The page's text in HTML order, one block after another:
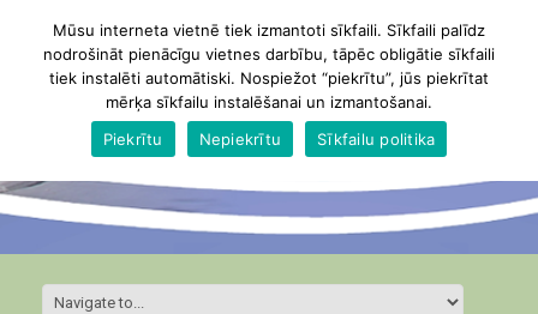
Mūsu interneta vietnē tiek izmantoti sīkfaili. Sīkfaili palīdz
nodrošināt pienācīgu vietnes darbību, tāpēc obligātie sīkfaili
tiek instalēti automātiski. Nospiežot “piekrītu”, jūs piekrītat
mērķa sīkfailu instalēšanai un izmantošanai.
Piekrītu
Nepiekrītu Sīkfailu politika